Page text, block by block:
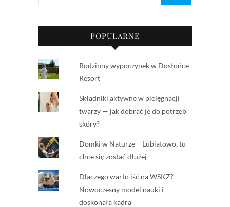
POPULARNE
Rodzinny wypoczynek w Dosłońce
Resort
Składniki aktywne w pielęgnacji
twarzy — jak dobrać je do potrzeb
skóry?
Domki w Naturze – Lubiatowo, tu
chce się zostać dłużej
Dlaczego warto iść na WSKZ?
Nowoczesny model nauki i
doskonała kadra